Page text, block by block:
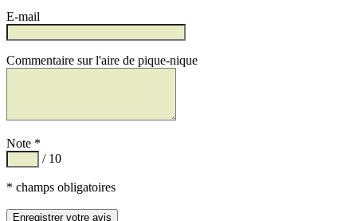
E-mail
Commentaire sur l'aire de pique-nique
Note *
/ 10
* champs obligatoires